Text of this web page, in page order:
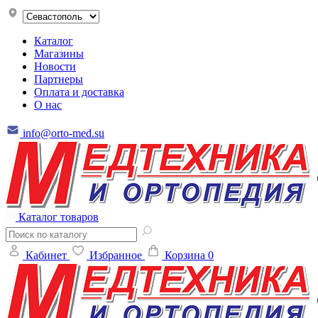
Каталог
Магазины
Новости
Партнеры
Оплата и доставка
О нас
info@orto-med.su
Каталог товаров
Кабинет Избранное Корзина 0